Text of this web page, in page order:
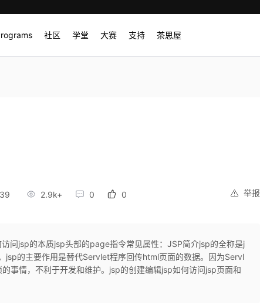
社区 学堂 大赛 支持 茶思屋
举报
2.9k+ 0 0
访问jsp的本质jsp头部的page指令常见属性：JSP简介jsp的全称是j
的主要作用是替代Servlet程序回传html页面的数据。因为Servl
事情，不利于开发和维护。jsp的创建​编辑jsp如何访问jsp页面和